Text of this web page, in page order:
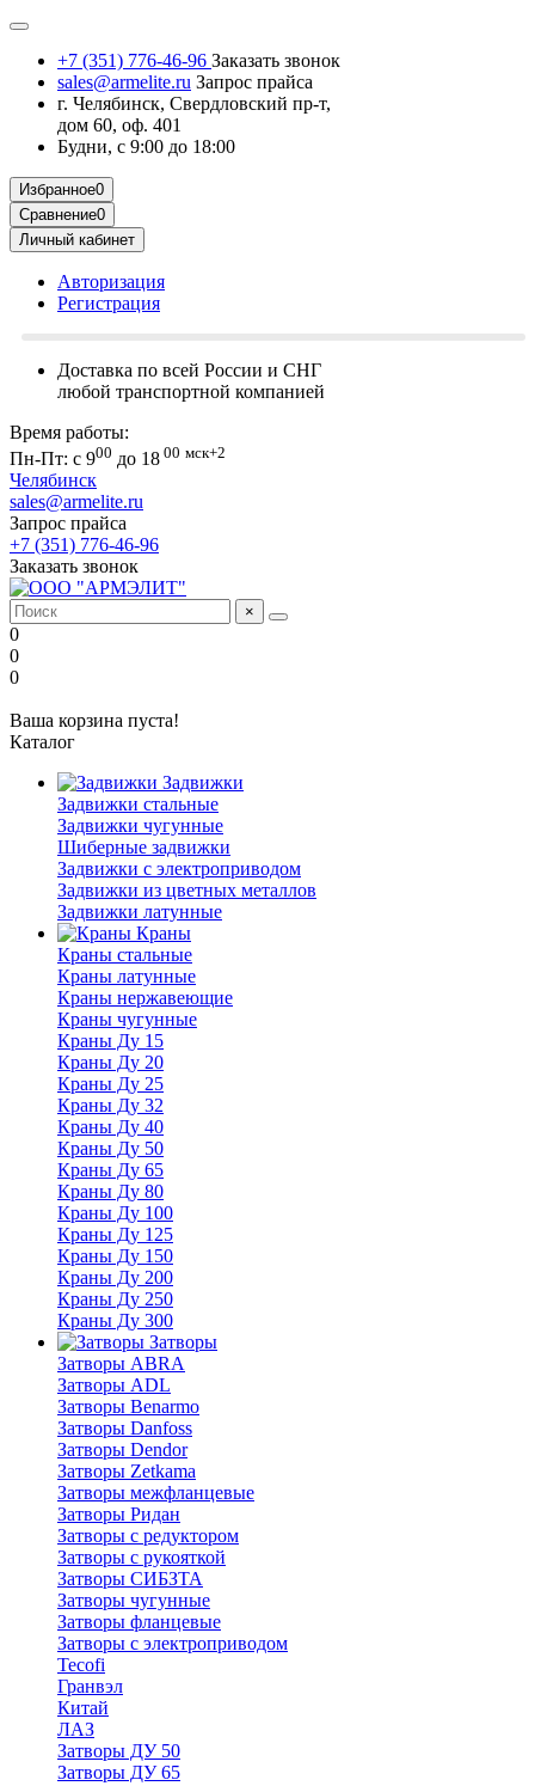
+7 (351) 776-46-96 Заказать звонок
sales@armelite.ru Запрос прайса
г. Челябинск, Свердловский пр-т,
дом 60, оф. 401
Будни, с 9:00 до 18:00
Избранное0
Сравнение0
Личный кабинет
Авторизация
Регистрация
Доставка по всей России и СНГ
любой транспортной компанией
Время работы:
Пн-Пт: с 900 до 18 00 мск+2
Челябинск
sales@armelite.ru
Запрос прайса
+7 (351) 776-46-96
Заказать звонок
×
0
0
0
Ваша корзина пуста!
Каталог
Задвижки
Задвижки стальные
Задвижки чугунные
Шиберные задвижки
Задвижки с электроприводом
Задвижки из цветных металлов
Задвижки латунные
Краны
Краны стальные
Краны латунные
Краны нержавеющие
Краны чугунные
Краны Ду 15
Краны Ду 20
Краны Ду 25
Краны Ду 32
Краны Ду 40
Краны Ду 50
Краны Ду 65
Краны Ду 80
Краны Ду 100
Краны Ду 125
Краны Ду 150
Краны Ду 200
Краны Ду 250
Краны Ду 300
Затворы
Затворы ABRA
Затворы ADL
Затворы Benarmo
Затворы Danfoss
Затворы Dendor
Затворы Zetkama
Затворы межфланцевые
Затворы Ридан
Затворы с редуктором
Затворы с рукояткой
Затворы СИБЗТА
Затворы чугунные
Затворы фланцевые
Затворы с электроприводом
Tecofi
Гранвэл
Китай
ЛАЗ
Затворы ДУ 50
Затворы ДУ 65